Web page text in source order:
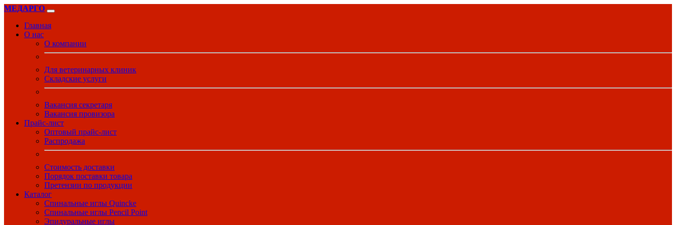
МЕДАРГО
Главная
О нас
О компании
Для ветеринарных клиник
Складские услуги
Вакансия секретаря
Вакансия провизора
Прайс-лист
Оптовый прайс-лист
Распродажа
Стоимость доставки
Порядок поставки товара
Претензии по продукции
Каталог
Спинальные иглы Quincke
Спинальные иглы Pencil Point
Эпидуральные иглы